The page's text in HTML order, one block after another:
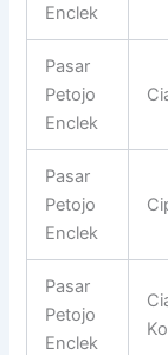
Enclek
Pasar
Petojo
Enclek
Pasar
Petojo
Enclek
Pasar
Petojo
Enclek